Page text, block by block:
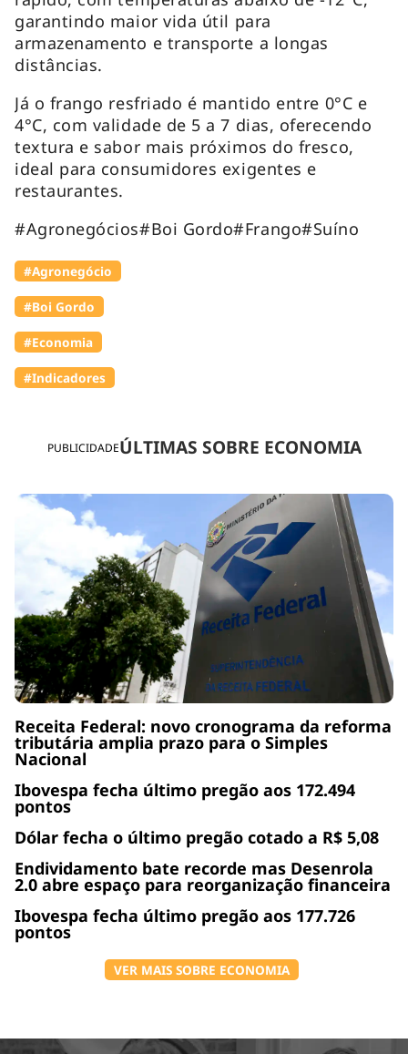
PUBLICIDADEÚLTIMAS SOBRE ECONOMIA
Receita Federal: novo cronograma da reforma
tributária amplia prazo para o Simples
Nacional
Ibovespa fecha último pregão aos 172.494
pontos
Dólar fecha o último pregão cotado a R$ 5,08
Endividamento bate recorde mas Desenrola
2.0 abre espaço para reorganização financeira
Ibovespa fecha último pregão aos 177.726
pontos
VER MAIS SOBRE ECONOMIA
garantindo maior vida útil para
armazenamento e transporte a longas
distâncias.
Já o frango resfriado é mantido entre 0°C e
4°C, com validade de 5 a 7 dias, oferecendo
textura e sabor mais próximos do fresco,
ideal para consumidores exigentes e
restaurantes.
#Agronegócios#Boi Gordo#Frango#Suíno
#Agronegócio
#Boi Gordo
#Economia
#Indicadores